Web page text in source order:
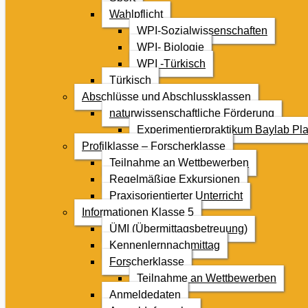
Wahlpflicht
WPI-Sozialwissenschaften
WPI- Biologie
WPI -Türkisch
Türkisch
Abschlüsse und Abschlussklassen
naturwissenschaftliche Förderung
Experimentierpraktikum Baylab
Profilklasse – Forscherklasse
Teilnahme an Wettbewerben
Regelmäßige Exkursionen
Praxisorientierter Unterricht
Informationen Klasse 5
ÜMI (Übermittagsbetreuung)
Kennenlernnachmittag
Forscherklasse
Teilnahme an Wettbewerben
Anmeldedaten